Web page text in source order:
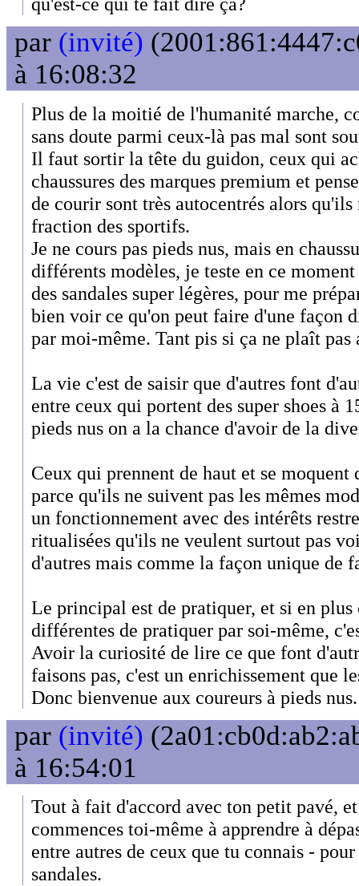
par (invité)
à 16:08:32
Plus de la moitié de l'humanité marche,
sans doute parmi ceux-là pas mal sont
Il faut sortir la tête du guidon, ceux qui
chaussures des marques premium et
de courir sont très autocentrés alors qu'ils
fraction des sportifs.
Je ne cours pas pieds nus, mais en
différents modèles, je teste en ce
des sandales super légères, pour me
bien voir ce qu'on peut faire d'une façon
par moi-même. Tant pis si ça ne plaît pas
La vie c'est de saisir que d'autres font
entre ceux qui portent des super shoes à
pieds nus on a la chance d'avoir de la
Ceux qui prennent de haut et se moquent
parce qu'ils ne suivent pas les mêmes
un fonctionnement avec des intérêts
ritualisées qu'ils ne veulent surtout pas
d'autres mais comme la façon unique de
Le principal est de pratiquer, et si en plus
différentes de pratiquer par soi-même,
Avoir la curiosité de lire ce que font
faisons pas, c'est un enrichissement que
Donc bienvenue aux coureurs à pieds nus.
par (invité)
à 16:54:01
Tout à fait d'accord avec ton petit pavé,
commences toi-même à apprendre à
entre autres de ceux que tu connais -
sandales.